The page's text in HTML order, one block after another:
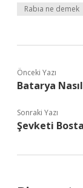
Rabıa ne demek
Önceki Yazı
Batarya
Sonraki Yazı
Şevketi